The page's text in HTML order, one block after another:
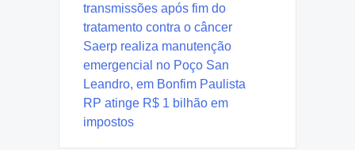
transmissões após fim do
tratamento contra o câncer
Saerp realiza manutenção
emergencial no Poço San
Leandro, em Bonfim Paulista
RP atinge R$ 1 bilhão em
impostos